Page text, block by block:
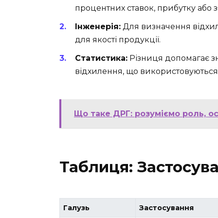
процентних ставок, прибутку або
Інженерія: Для визначення
для якості продукції.
Статистика: Різниця допомагає
відхилення, що
Що таке ДРГ: розуміємо роль,
Таблиця:
Галузь Застосування